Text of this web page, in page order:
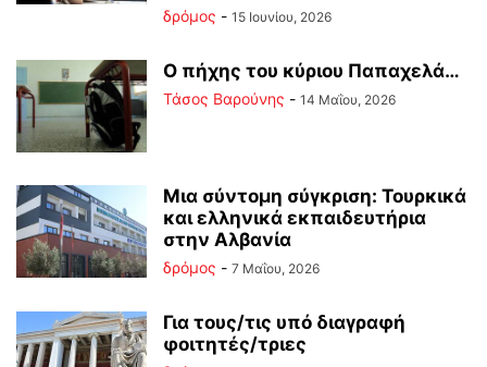
δρόμος - 15 Ιουνίου, 2026
Ο πήχης του κύριου Παπαχελά…
Τάσος Βαρούνης - 14 Μαΐου, 2026
Mια σύντομη σύγκριση: Τουρκικά
και ελληνικά εκπαιδευτήρια
στην Αλβανία
δρόμος - 7 Μαΐου, 2026
Για τους/τις υπό διαγραφή
φοιτητές/τριες